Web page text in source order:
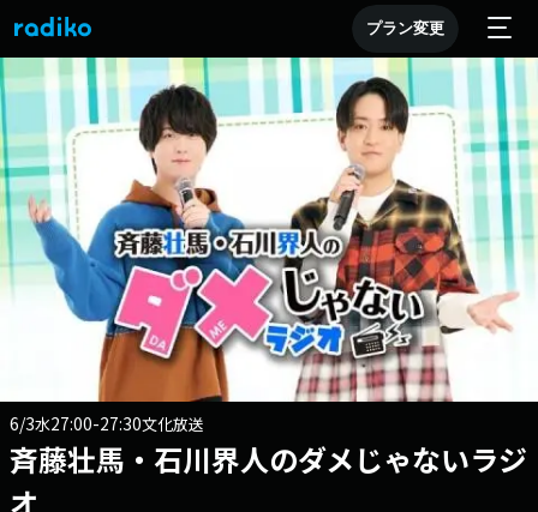
プラン変更
6/3水27:00-27:30文化放送
斉藤壮馬・石川界人のダメじゃないラジ
オ